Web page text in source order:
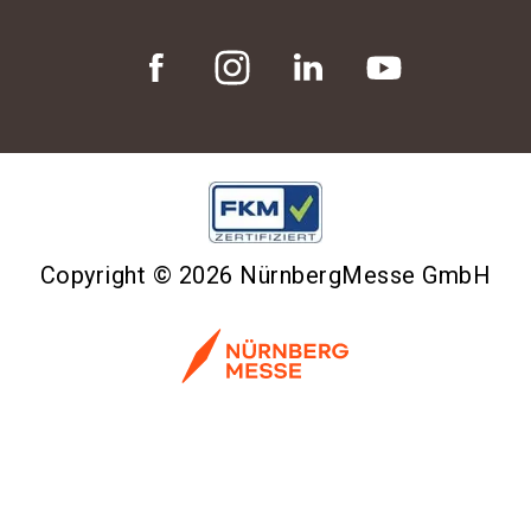
Copyright © 2026 NürnbergMesse GmbH